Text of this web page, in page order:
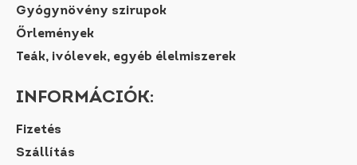
Gyógynövény szirupok
Őrlemények
Teák, ivólevek, egyéb élelmiszerek
INFORMÁCIÓK:
Fizetés
Szállítás